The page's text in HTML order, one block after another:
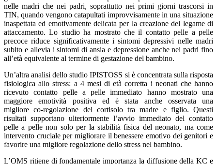
nelle madri che nei padri, soprattutto nei primi giorni trascorsi in
TIN, quando vengono catapultati improvvisamente in una situazione
inaspettata ed emotivamente delicata per la creazione del legame di
attaccamento. Lo studio ha mostrato che il contatto pelle a pelle
precoce riduce significativamente i sintomi depressivi nelle madri
subito e allevia i sintomi di ansia e depressione anche nei padri fino
all’età equivalente al termine di gestazione del bambino.
Un’altra analisi dello studio IPISTOSS si è concentrata sulla risposta
fisiologica allo stress: a 4 mesi di età corretta i neonati che hanno
ricevuto contatto pelle a pelle immediato hanno mostrato una
maggiore emotività positiva ed è stata anche osservata una
migliore co-regolazione del cortisolo tra madre e figlio. Questi
risultati supportano ulteriormente l’avvio immediato del contatto
pelle a pelle non solo per la stabilità fisica del neonato, ma come
intervento cruciale per migliorare il benessere emotivo dei genitori e
favorire una migliore regolazione dello stress nel bambino.
L’OMS ritiene di fondamentale importanza la diffusione della KC e